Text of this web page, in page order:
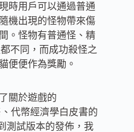
時用戶可以通過普通
機出現的怪物帶來傷
。怪物有普通怪、精
不同，而成功殺怪之
便便作為獎勵。
關於遊戲的
、代幣經濟學白皮書的
測試版本的發佈，我